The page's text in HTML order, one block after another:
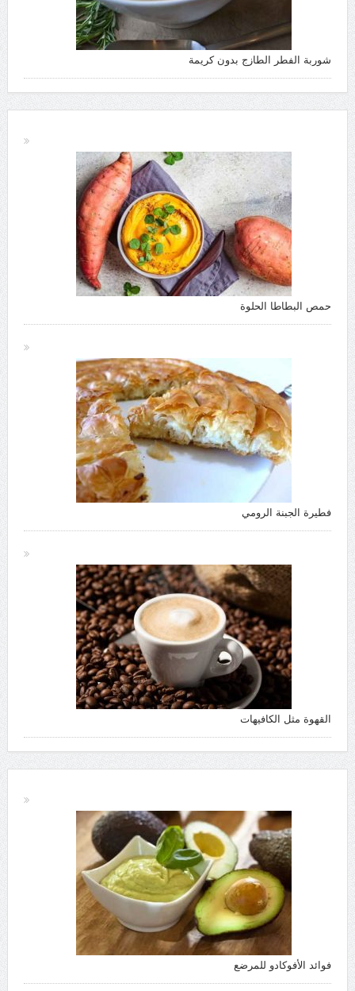
شوربة الفطر الطازج بدون كريمة
حمص البطاطا الحلوة
فطيرة الجبنة الرومي
القهوة مثل الكافيهات
فوائد الأفوكادو للمرضع